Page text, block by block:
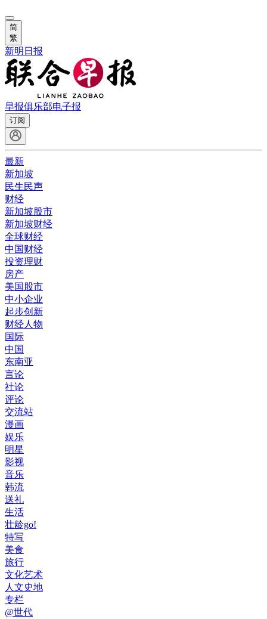
简
繁
新明日报
早报俱乐部电子报
订阅
最新
新加坡
民生民声
财经
新加坡股市
新加坡财经
全球财经
中国财经
投资理财
房产
美国股市
中小企业
起步创新
财经人物
国际
中国
东南亚
言论
社论
评论
交流站
漫画
娱乐
明星
影视
音乐
韩流
送礼
生活
壮龄go!
特写
美食
旅行
文化艺术
人文史地
专栏
@世代